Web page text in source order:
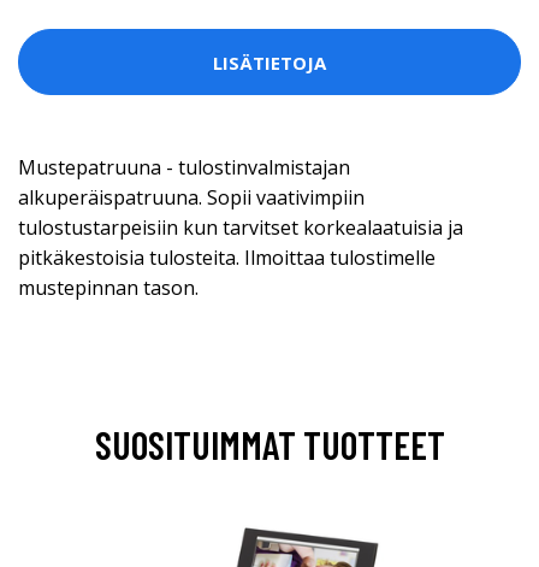
LISÄTIETOJA
Mustepatruuna - tulostinvalmistajan
alkuperäispatruuna. Sopii vaativimpiin
tulostustarpeisiin kun tarvitset korkealaatuisia ja
pitkäkestoisia tulosteita. Ilmoittaa tulostimelle
mustepinnan tason.
SUOSITUIMMAT TUOTTEET